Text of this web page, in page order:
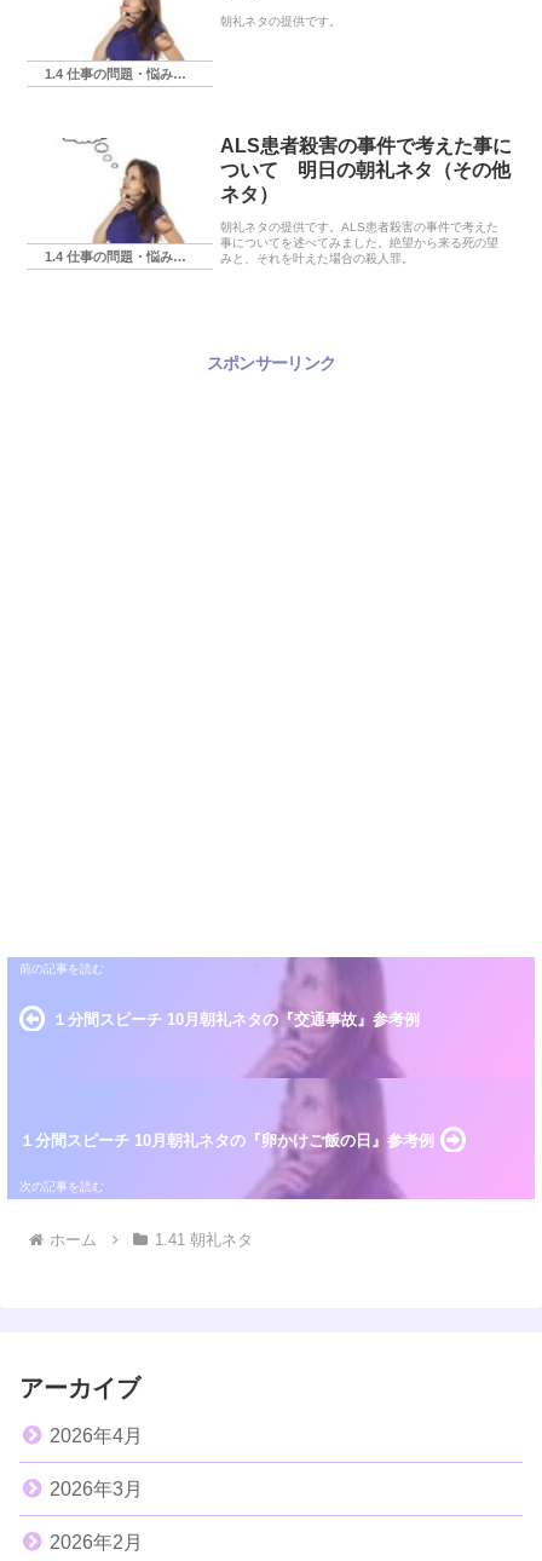
1.4 仕事の問題・悩み・相談
朝礼ネタの提供です。
1.4 仕事の問題・悩み・相談
ALS患者殺害の事件で考えた事に
ついて 明日の朝礼ネタ（その他
ネタ）
朝礼ネタの提供です。ALS患者殺害の事件で考えた
事についてを述べてみました。絶望から来る死の望
みと、それを叶えた場合の殺人罪。
スポンサーリンク
１分間スピーチ 10月朝礼ネタの『交通事故』参考例
１分間スピーチ 10月朝礼ネタの『卵かけご飯の日』参考例
ホーム 1.41 朝礼ネタ
アーカイブ
2026年4月
2026年3月
2026年2月